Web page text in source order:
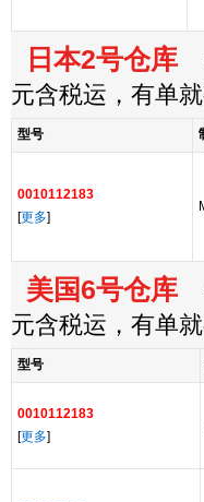
日本2号仓库
元含税运，有单
型号
0010112183
[更多]
美国6号仓库
元含税运，有单
型号
0010112183
[更多]